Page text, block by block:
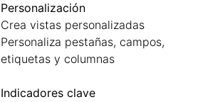
Personalización
Crea vistas personalizadas
Personaliza pestañas, campos,
etiquetas y columnas
Indicadores clave